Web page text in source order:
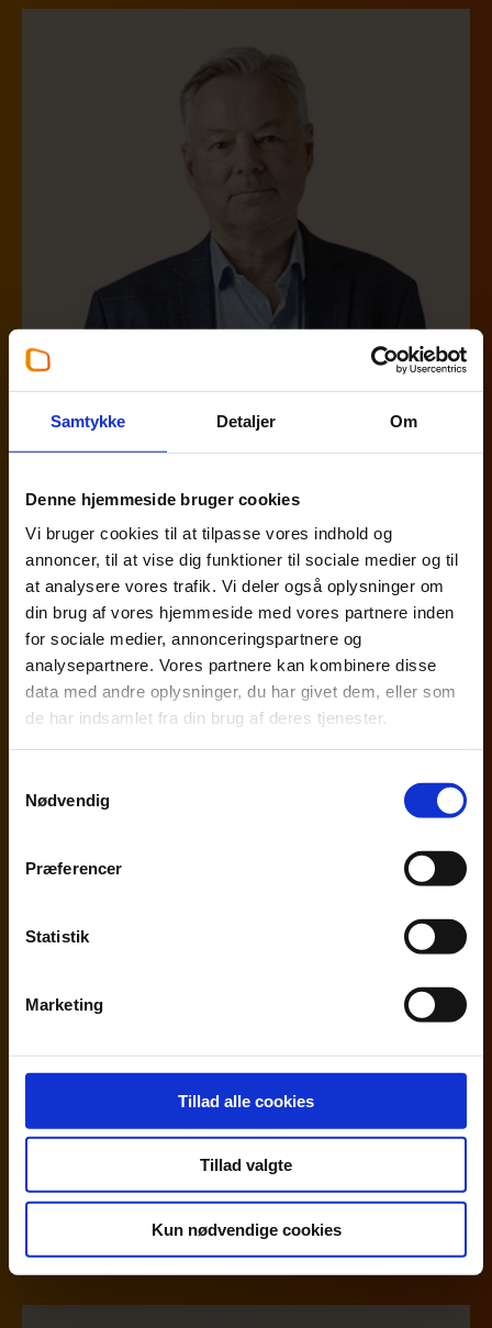
Samtykke Detaljer Om
Denne hjemmeside bruger cookies
Vi bruger cookies til at tilpasse vores indhold og
annoncer, til at vise dig funktioner til sociale medier og til
at analysere vores trafik. Vi deler også oplysninger om
din brug af vores hjemmeside med vores partnere inden
for sociale medier, annonceringspartnere og
analysepartnere. Vores partnere kan kombinere disse
data med andre oplysninger, du har givet dem, eller som
de har indsamlet fra din brug af deres tjenester.
Nødvendig
Præferencer
Statistik
Marketing
Tillad alle cookies
Tillad valgte
Kun nødvendige cookies
Chefkonsulent Beierholm bæredygtighed
33 18 13 28
osa@beierholm.dk
Beierholm København
Chefkonsulent,Beierholm bæredygtighed
Poul Søgren Hansen
87 32 59 56
psh@beierholm.dk
Beierholm Aarhus